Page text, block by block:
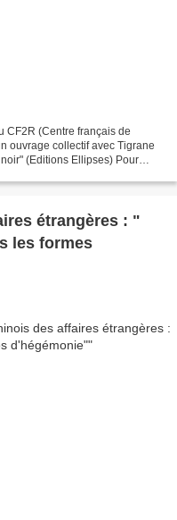
CF2R (Centre français de
ouvrage collectif avec Tigrane
(Editions Ellipses) Pour
étrangères : "
les formes